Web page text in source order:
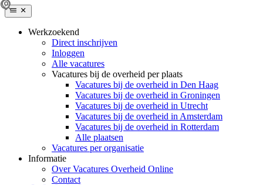
Werkzoekend
Direct inschrijven
Inloggen
Alle vacatures
Vacatures bij de overheid per plaats
Vacatures bij de overheid in Den Haag
Vacatures bij de overheid in Groningen
Vacatures bij de overheid in Utrecht
Vacatures bij de overheid in Amsterdam
Vacatures bij de overheid in Rotterdam
Alle plaatsen
Vacatures per organisatie
Informatie
Over Vacatures Overheid Online
Contact